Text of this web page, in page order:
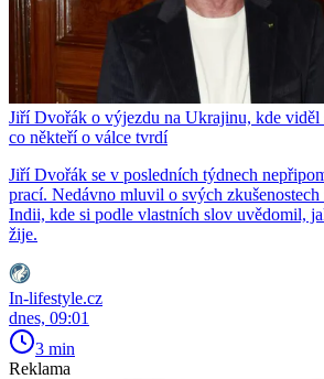
Jiří Dvořák o výjezdu na Ukrajinu, kde viděl
co někteří o válce tvrdí
Jiří Dvořák se v posledních týdnech
prací. Nedávno mluvil o svých
Indii, kde si podle vlastních slov uvědomil,
žije.
In-lifestyle.cz
dnes, 09:01
3 min
Reklama